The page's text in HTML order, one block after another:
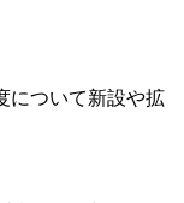
について新設や拡